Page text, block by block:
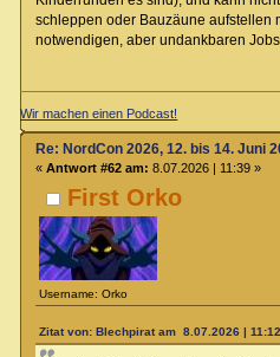
schleppen oder Bauzäune aufstellen
notwendigen, aber undankbaren
Wir machen einen Podcast!
First Orko
Username: Orko
Re: NordCon 2026, 12. bis 14. Juni
« Antwort #62 am: 8.07.2026 | 11:39 »
Zitat von: Blechpirat am 8.07.2026 | 11:12